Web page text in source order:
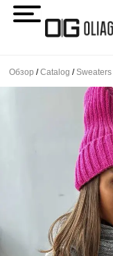
Перейти
Обзор /Catalog /Sweaters